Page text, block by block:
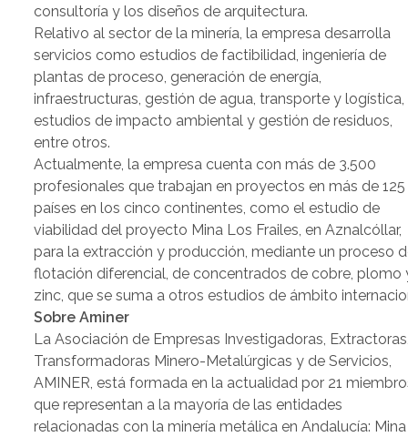
consultoría y los diseños de arquitectura.
Relativo al sector de la minería, la empresa desarrolla
servicios como estudios de factibilidad, ingeniería de
plantas de proceso, generación de energía,
infraestructuras, gestión de agua, transporte y logística,
estudios de impacto ambiental y gestión de residuos,
entre otros.
Actualmente, la empresa cuenta con más de 3.500
profesionales que trabajan en proyectos en más de 125
países en los cinco continentes, como el estudio de
viabilidad del proyecto Mina Los Frailes, en Aznalcóllar,
para la extracción y producción, mediante un proceso
flotación diferencial, de concentrados de cobre, plomo
zinc, que se suma a otros estudios de ámbito
Sobre Aminer
La Asociación de Empresas Investigadoras,
Transformadoras Minero-Metalúrgicas y de Servicios,
AMINER, está formada en la actualidad por 21
que representan a la mayoría de las entidades
relacionadas con la minería metálica en Andalucía: